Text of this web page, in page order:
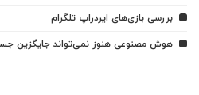
بررسی بازی‌های ایردراپ تلگرام
هوش مصنوعی هنوز نمی‌تواند جایگزین